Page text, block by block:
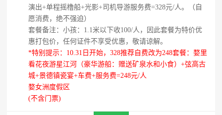
演出+单程摇橹船+光影+司机导游服务费=328元/人。（自
愿消费，绝不强迫）
套餐备注：小孩：1.1米以下收100/人，因此套餐为特价优
惠打包价，任何证件不享受优惠，敬请谅解。
*特别提示：10.31日开始，328推荐自费改为248套餐：婺里
看花夜游星江河（豪华游船：赠送矿泉水和小食）+弦高古
城+景德镇瓷宴+车费+服务费=248元/人
婺女洲度假区
(不含门票)